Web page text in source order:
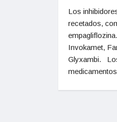
Los
recetados,
Invokamet,
Glyxambi.